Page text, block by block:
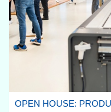
OPEN HOUSE: